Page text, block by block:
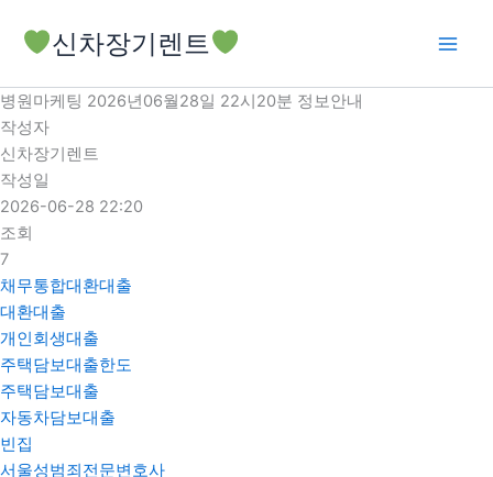
로
건
너
뛰
기
신차장기렌트
병원마케팅 2026년06월28일 22시20분 정보안내
작성자
신차장기렌트
작성일
2026-06-28 22:20
조회
7
채무통합대환대출
대환대출
개인회생대출
주택담보대출한도
주택담보대출
자동차담보대출
빈집
서울성범죄전문변호사